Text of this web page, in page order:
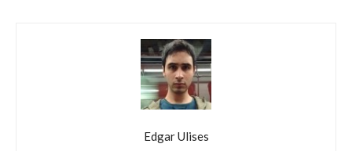
Edgar Ulises